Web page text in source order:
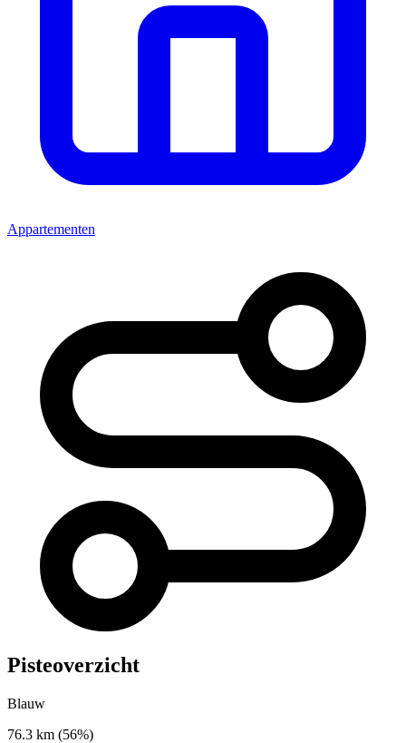
Appartementen
Pisteoverzicht
Blauw
76.3 km (56%)